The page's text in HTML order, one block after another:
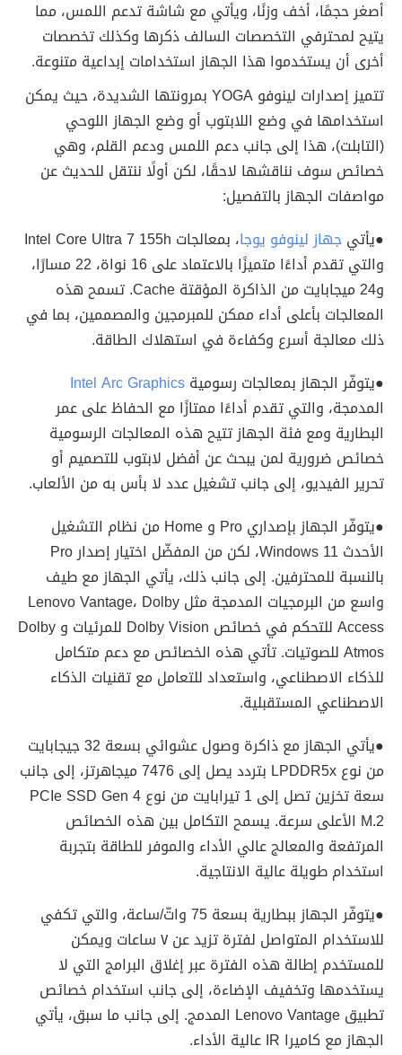
أصغر حجمًا، أخف وزنًا، ويأتي مع شاشة تدعم اللمس، مما
يتيح لمحترفي التخصصات السالف ذكرها وكذلك تخصصات
أخرى أن يستخدموا هذا الجهاز استخدامات إبداعية متنوعة.
تتميز إصدارات لينوفو YOGA بمرونتها الشديدة، حيث يمكن
استخدامها في وضع اللابتوب أو وضع الجهاز اللوحي
(التابلت)، هذا إلى جانب دعم اللمس ودعم القلم، وهي
خصائص سوف نناقشها لاحقًا، لكن أولًا ننتقل للحديث عن
مواصفات الجهاز بالتفصيل:
●يأتيجهاز لينوفو يوجا
، بمعالجات Intel Core Ultra 7 155h
والتي تقدم أداءًا متميزًا بالاعتماد على 16 نواة، 22 مسارًا،
و24 ميجابايت من الذاكرة المؤقتة Cache. تسمح هذه
المعالجات بأعلى أداء ممكن للمبرمجين والمصممين، بما في
ذلك معالجة أسرع وكفاءة في استهلاك الطاقة.
●يتوفّر الجهاز بمعالجات رسوميةIntel Arc Graphics
المدمجة، والتي تقدم أداءًا ممتازًا مع الحفاظ على عمر
البطارية ومع فئة الجهاز تتيح هذه المعالجات الرسومية
خصائص ضرورية لمن يبحث عن أفضل لابتوب للتصميم أو
تحرير الفيديو، إلى جانب تشغيل عدد لا بأس به من الألعاب.
●يتوفّر الجهاز بإصداري Pro و Home من نظام التشغيل
الأحدث Windows 11، لكن من المفضّل اختيار إصدار Pro
بالنسبة للمحترفين. إلى جانب ذلك، يأتي الجهاز مع طيف
واسع من البرمجيات المدمجة مثل Lenovo Vantage، Dolby
Access للتحكم في خصائص Dolby Vision للمرئيات و Dolby
Atmos للصوتيات. تأتي هذه الخصائص مع دعم متكامل
للذكاء الاصطناعي، واستعداد للتعامل مع تقنيات الذكاء
الاصطناعي المستقبلية.
●يأتي الجهاز مع ذاكرة وصول عشوائي بسعة 32 جيجابايت
من نوع LPDDR5x بتردد يصل إلى 7476 ميجاهرتز، إلى جانب
سعة تخزين تصل إلى 1 تيرابايت من نوع PCIe SSD Gen 4
M.2 الأعلى سرعة. يسمح التكامل بين هذه الخصائص
المرتفعة والمعالج عالي الأداء والموفر للطاقة بتجربة
استخدام طويلة عالية الانتاجية.
●يتوفّر الجهاز ببطارية بسعة 75 واتّ/ساعة، والتي تكفي
للاستخدام المتواصل لفترة تزيد عن ٧ ساعات ويمكن
للمستخدم إطالة هذه الفترة عبر إغلاق البرامج التي لا
يستخدمها وتخفيف الإضاءة، إلى جانب استخدام خصائص
تطبيق Lenovo Vantage المدمج. إلى جانب ما سبق، يأتي
الجهاز مع كاميرا IR عالية الأداء.